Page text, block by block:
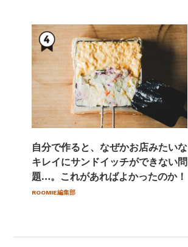
自分で作ると、なぜかお店みたいな
キレイにサンドイッチができない問
題…。これがあればよかったのか！
ROOMIE編集部